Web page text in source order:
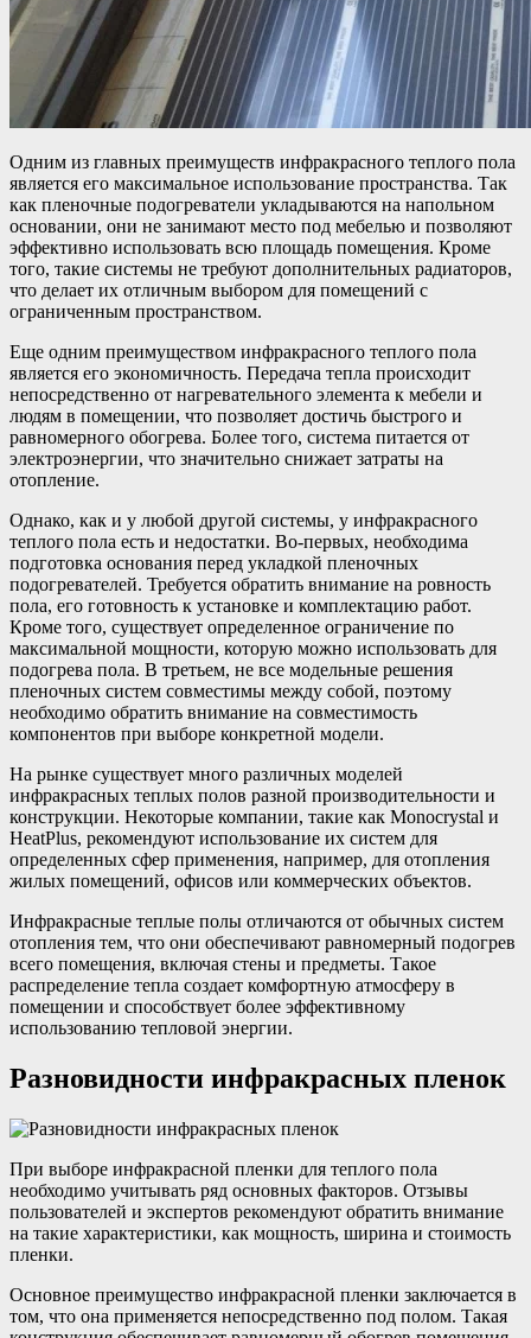
Одним из главных преимуществ инфракрасного теплого пола
является его максимальное использование пространства. Так
как пленочные подогреватели укладываются на напольном
основании, они не занимают место под мебелью и позволяют
эффективно использовать всю площадь помещения. Кроме
того, такие системы не требуют дополнительных радиаторов,
что делает их отличным выбором для помещений с
ограниченным пространством.
Еще одним преимуществом инфракрасного теплого пола
является его экономичность. Передача тепла происходит
непосредственно от нагревательного элемента к мебели и
людям в помещении, что позволяет достичь быстрого и
равномерного обогрева. Более того, система питается от
электроэнергии, что значительно снижает затраты на
отопление.
Однако, как и у любой другой системы, у инфракрасного
теплого пола есть и недостатки. Во-первых, необходима
подготовка основания перед укладкой пленочных
подогревателей. Требуется обратить внимание на ровность
пола, его готовность к установке и комплектацию работ.
Кроме того, существует определенное ограничение по
максимальной мощности, которую можно использовать для
подогрева пола. В третьем, не все модельные решения
пленочных систем совместимы между собой, поэтому
необходимо обратить внимание на совместимость
компонентов при выборе конкретной модели.
На рынке существует много различных моделей
инфракрасных теплых полов разной производительности и
конструкции. Некоторые компании, такие как Monocrystal и
HeatPlus, рекомендуют использование их систем для
определенных сфер применения, например, для отопления
жилых помещений, офисов или коммерческих объектов.
Инфракрасные теплые полы отличаются от обычных систем
отопления тем, что они обеспечивают равномерный подогрев
всего помещения, включая стены и предметы. Такое
распределение тепла создает комфортную атмосферу в
помещении и способствует более эффективному
использованию тепловой энергии.
Разновидности инфракрасных пленок
При выборе инфракрасной пленки для теплого пола
необходимо учитывать ряд основных факторов. Отзывы
пользователей и экспертов рекомендуют обратить внимание
на такие характеристики, как мощность, ширина и стоимость
пленки.
Основное преимущество инфракрасной пленки заключается в
том, что она применяется непосредственно под полом. Такая